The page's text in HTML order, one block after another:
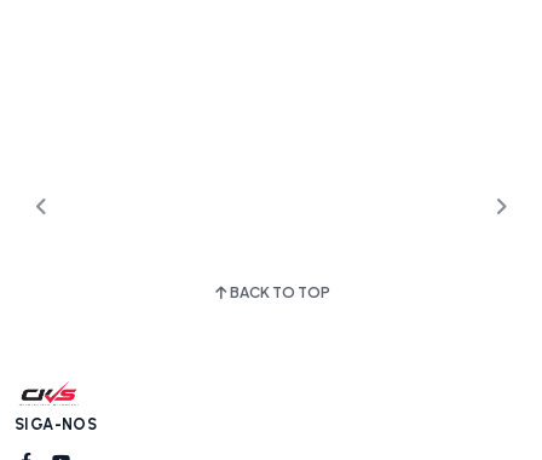
BACK TO TOP
SIGA-NOS